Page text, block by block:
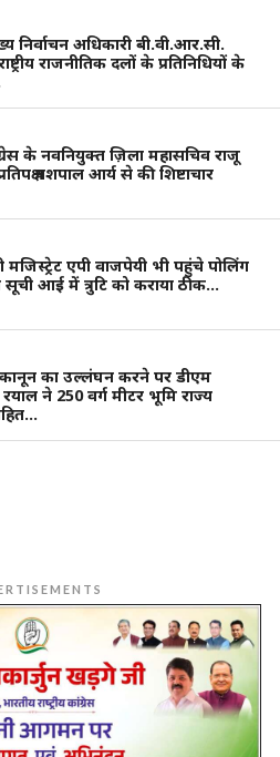
निर्वाचन अधिकारी बी.वी.आर.सी.
राजनीतिक दलों के प्रतिनिधियों के
के नवनियुक्त ज़िला महासचिव राजू
यशपाल आर्य से की शिष्टाचार
मजिस्ट्रेट एपी वाजपेयी भी पहुंचे पोलिंग
सूची आई में त्रुटि को कराया ठीक…
कानून का उल्लंघन करने पर डीएम
ने 250 वर्ग मीटर भूमि राज्य